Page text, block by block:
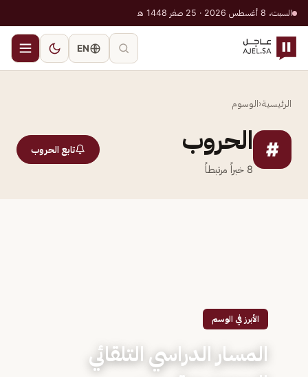
السبت، 8 أغسطس 2026 · 25 صفر 1448 هـ
EN
الرئيسية‹الوسوم
# الحروب
8 خبراً مرتبطاً
تابع الحروب
الأبرز في الوسم
المسار الدراسي التلقائي